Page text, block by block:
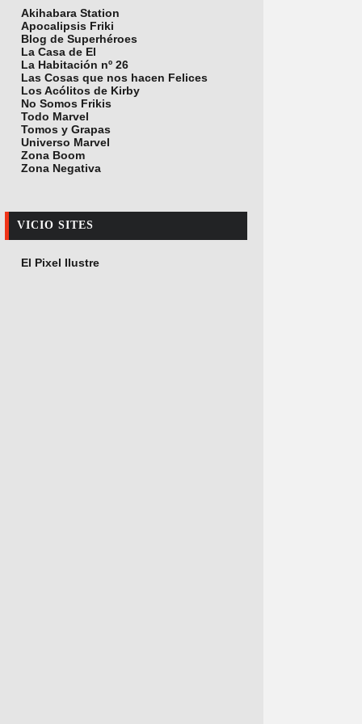
Akihabara Station
Apocalipsis Friki
Blog de Superhéroes
La Casa de El
La Habitación nº 26
Las Cosas que nos hacen Felices
Los Acólitos de Kirby
No Somos Frikis
Todo Marvel
Tomos y Grapas
Universo Marvel
Zona Boom
Zona Negativa
VICIO SITES
El Pixel Ilustre